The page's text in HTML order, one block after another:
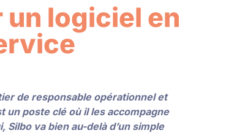
logiciel en
de responsable opérationnel et
un poste clé où il les accompagne
va bien au-delà d’un simple